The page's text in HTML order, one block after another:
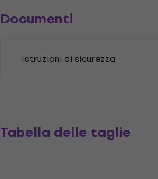
Documenti
Istruzioni di sicurezza
Tabella delle taglie